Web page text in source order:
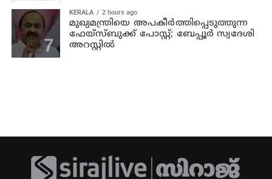
KERALA 2 hours ago
മുഖ്യമന്ത്രിയെ അപകീർത്തിപ്പെടുത്തുന്ന
ഫേയ്സ്ബുക്ക് പോസ്റ്റ്; ബേപ്പൂർ സ്വദേശി
അറസ്റ്റിൽ